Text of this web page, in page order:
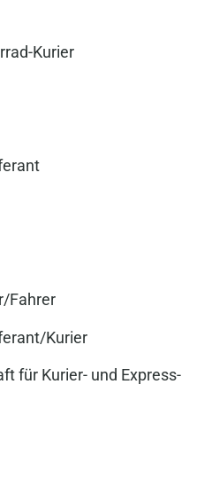
Kurier
Fahrer
Kurier
für Kurier- und Express-